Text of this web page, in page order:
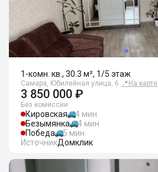
1-комн. кв., 30.3 м², 1/5 этаж
Самара, Юбилейная улица, 6 📍 На карте
3 850 000 ₽
Без комиссии
Кировская
4 мин
Безымянка
4 мин
Победа
5 мин
ИсточникДомклик